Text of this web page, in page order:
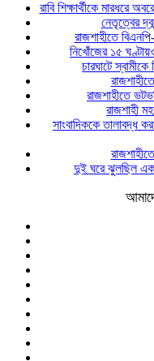
রাবি শিক্ষার্থীকে মারধরে
নেতৃত্বের
রাজশাহীতে
নিখোঁজের ১৫
চারঘাটে
রাজশাহীতে
রাজশাহী
সাংবাদিককে তালাবদ্ধ
দুই ঘরে ঝুলছিল এক